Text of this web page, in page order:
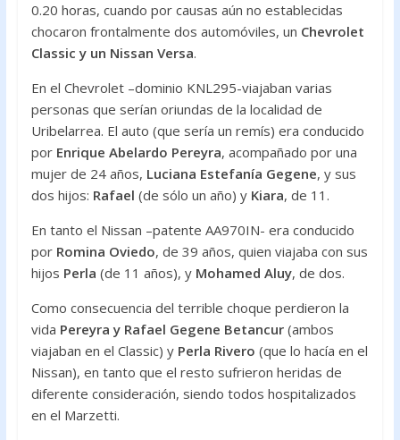
0.20 horas, cuando por causas aún no establecidas
chocaron frontalmente dos automóviles, un Chevrolet
Classic y un Nissan Versa.
En el Chevrolet –dominio KNL295-viajaban varias
personas que serían oriundas de la localidad de
Uribelarrea. El auto (que sería un remís) era conducido
por Enrique Abelardo Pereyra, acompañado por una
mujer de 24 años, Luciana Estefanía Gegene, y sus
dos hijos: Rafael (de sólo un año) y Kiara, de 11.
En tanto el Nissan –patente AA970IN- era conducido
por Romina Oviedo, de 39 años, quien viajaba con sus
hijos Perla (de 11 años), y Mohamed Aluy, de dos.
Como consecuencia del terrible choque perdieron la
vida Pereyra y Rafael Gegene Betancur(ambos
viajaban en el Classic) y Perla Rivero (que lo hacía en el
Nissan), en tanto que el resto sufrieron heridas de
diferente consideración, siendo todos hospitalizados
en el Marzetti.